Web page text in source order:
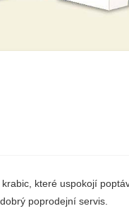
které uspokojí
poprodejní servis.